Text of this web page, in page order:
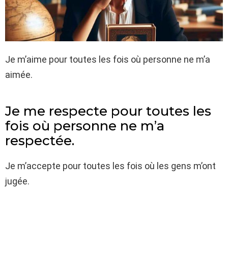
Je m’aime pour toutes les fois où personne ne m’a
aimée.
Je me respecte pour toutes les
fois où personne ne m’a
respectée.
Je m’accepte pour toutes les fois où les gens m’ont
jugée.